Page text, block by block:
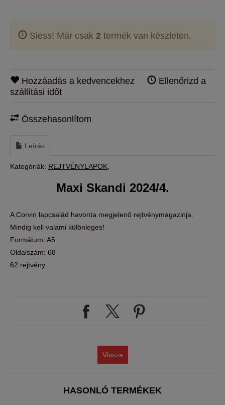
Siess! Már csak 2 termék van készleten.
Hozzáadás a kedvencekhez
Ellenőrizd a
szállítási időt
Összehasonlítom
Leírás
Kategóriák: REJTVÉNYLAPOK
Maxi Skandi 2024/4.
A Corvin lapcsalád havonta megjelenő rejtvénymagazinja.
Mindig kell valami különleges!
Formátum: A5
Oldalszám: 68
62 rejtvény
Vissza
HASONLÓ TERMÉKEK